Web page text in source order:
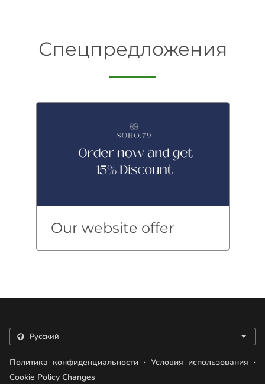
Спецпредложения
Our website offer
Политика конфиденциальности . Условия использования .
Cookie Policy Changes